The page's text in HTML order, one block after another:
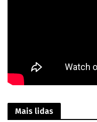
Mais lidas